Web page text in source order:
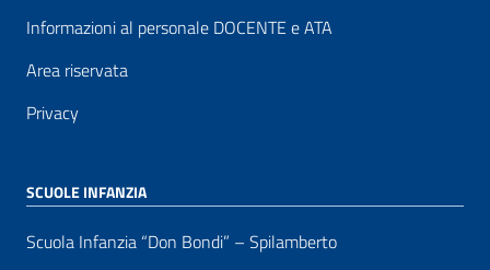
Informazioni al personale DOCENTE e ATA
Area riservata
Privacy
SCUOLE INFANZIA
Scuola Infanzia “Don Bondi” – Spilamberto